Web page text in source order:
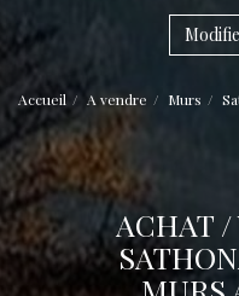
Accueil A vendre Murs
ACHAT /